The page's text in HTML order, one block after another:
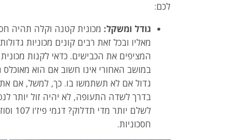
לכם:
גודל ומשקל: מכונית קטנה וקלה תהיה
מאליו ובכל זאת רבים קונים מכוניות
המציפים את הכבישים. כדאי לקנות
במושב האחורי אינו חשוב אם הוא
גדול אם לא תשתמשו בו. כך, למשל, אם
בדרך לשדה התעופה, לא יהיה זול יותר
לשלם
חסכוניות.